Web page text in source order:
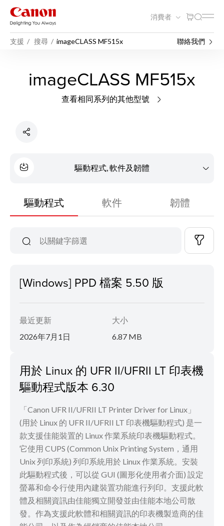
消費者
支援 搜尋 imageCLASS MF515x 聯絡我們
imageCLASS MF515x
查看相同系列的其他型號
驅動程式, 軟件及韌體
驅動程式 軟件 韌體
[Windows] PPD 檔案 5.50 版
最近更新
2026年7月1日
大小
6.87 MB
用於 Linux 的 UFR II/UFRII LT 印表機
驅動程式版本 6.30
「Canon UFR II/UFRII LT Printer Driver for Linux」
(用於 Linux 的 UFR II/UFRII LT 印表機驅動程式) 是一
款支援佳能裝置的 Linux 作業系統印表機驅動程式。
它使用 CUPS (Common Unix Printing System，通用
Unix 列印系統) 列印系統用於 Linux 作業系統。安裝
此驅動程式後，可以從 GUI (圖形化使用者介面) 設定
螢幕和命令行使用內建裝置功能進行列印。支援此軟
體及相關資訊由佳能獨立開發並由佳能本地公司散
發。作為支援此軟體和相關資訊的印表機製造商的佳